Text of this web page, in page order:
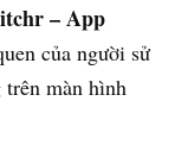
– App
của người sử
trên màn hình